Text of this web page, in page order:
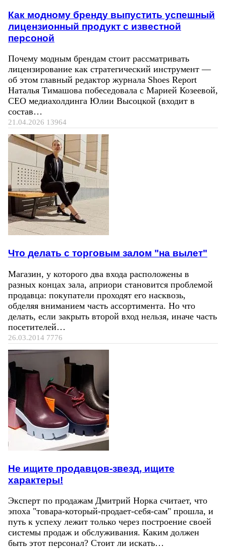
Как модному бренду выпустить успешный
лицензионный продукт с известной
персоной
Почему модным брендам стоит рассматривать
лицензирование как стратегический инструмент —
об этом главный редактор журнала Shoes Report
Наталья Тимашова побеседовала с Марией Козеевой,
СЕО медиахолдинга Юлии Высоцкой (входит в
состав…
21.04.2026 13964
Что делать с торговым залом "на вылет"
Магазин, у которого два входа расположены в
разных концах зала, априори становится проблемой
продавца: покупатели проходят его насквозь,
обделяя вниманием часть ассортимента. Но что
делать, если закрыть второй вход нельзя, иначе часть
посетителей…
26.03.2014 7776
Не ищите продавцов-звезд, ищите
характеры!
Эксперт по продажам Дмитрий Норка считает, что
эпоха "товара-который-продает-себя-сам" прошла, и
путь к успеху лежит только через построение своей
системы продаж и обслуживания. Каким должен
быть этот персонал? Стоит ли искать…